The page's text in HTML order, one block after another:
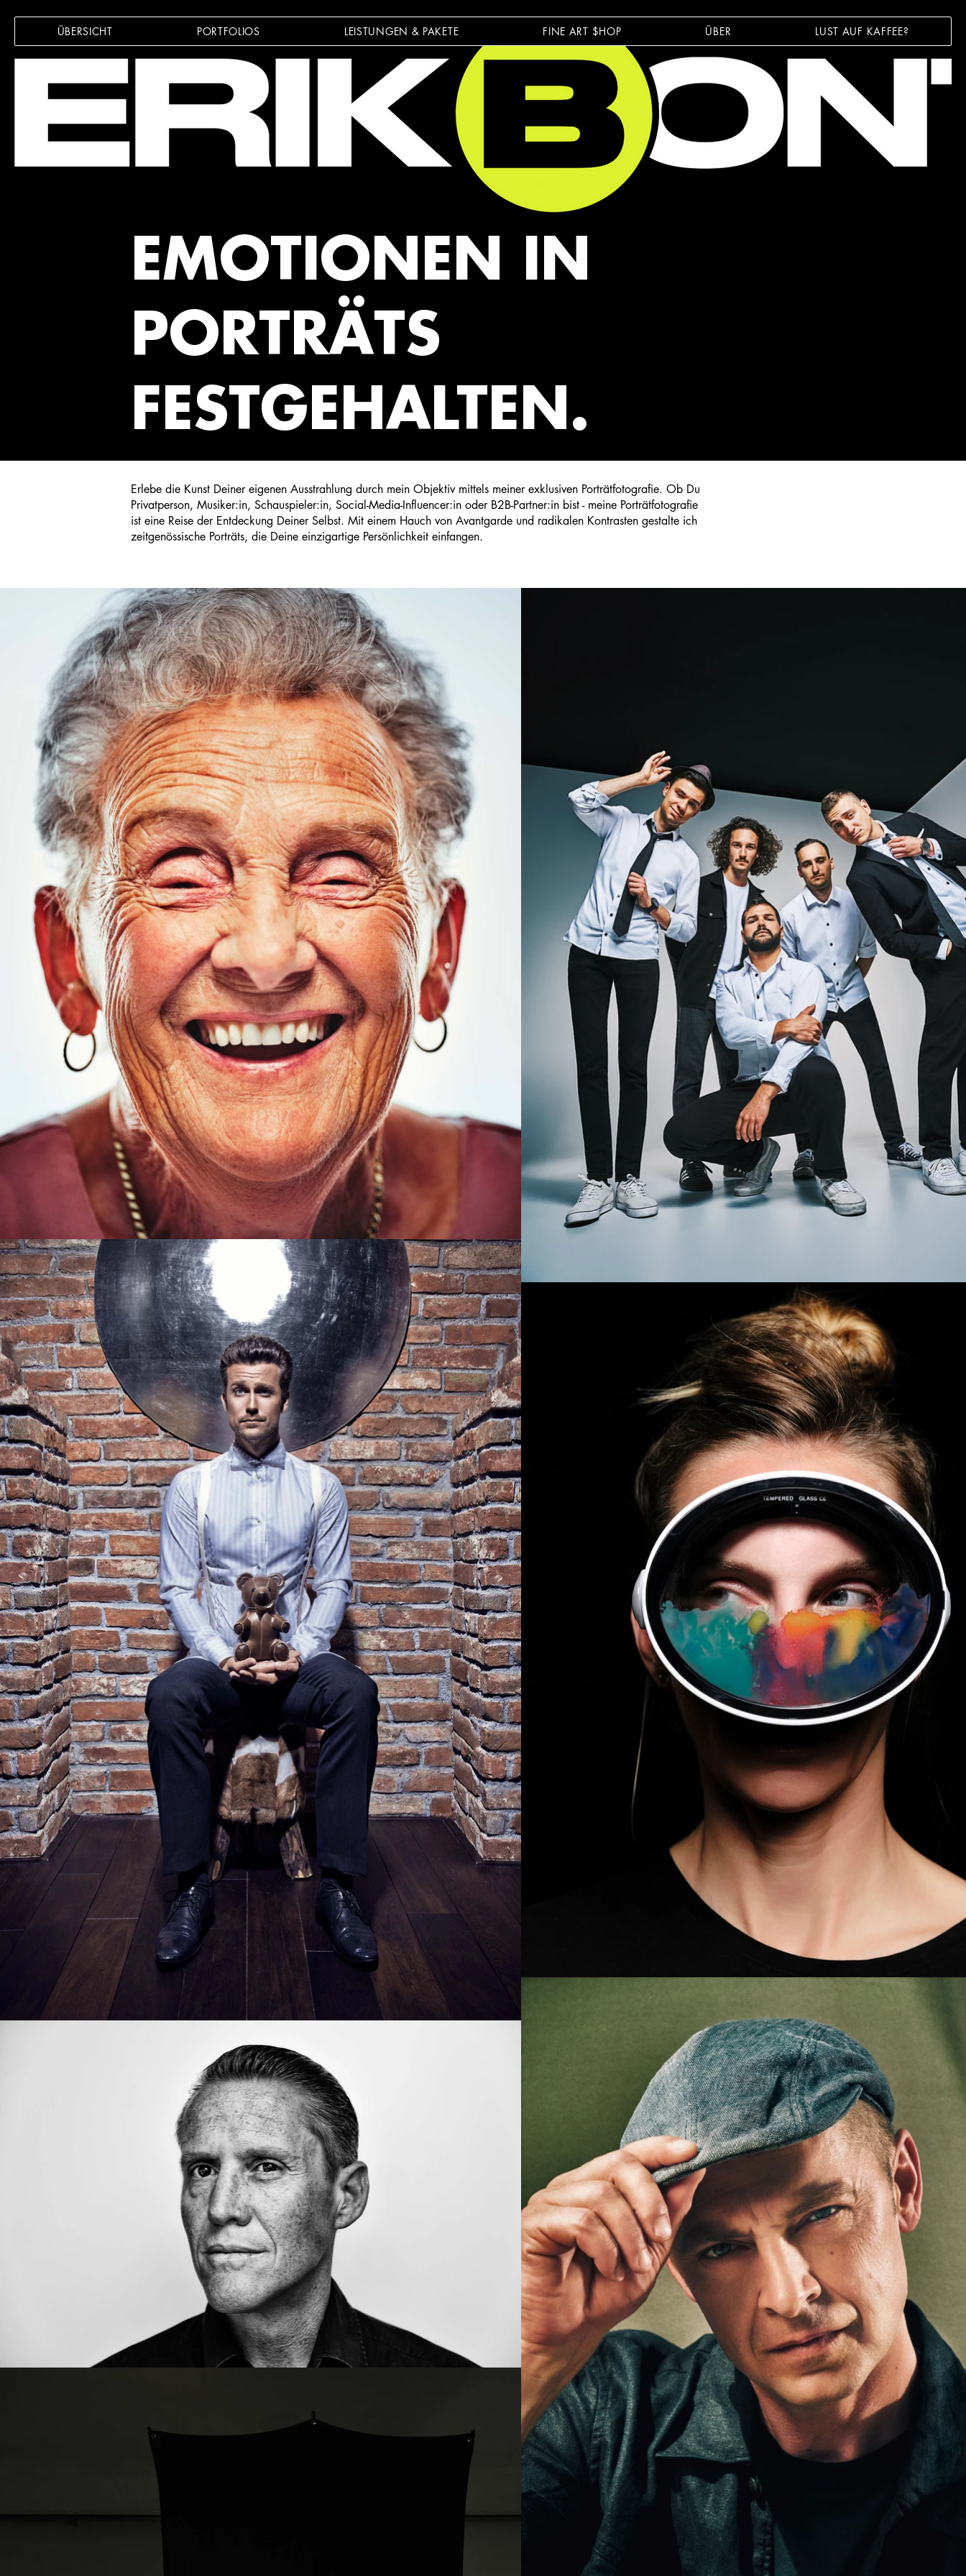
ÜBERSICHT PORTFOLIOS LEISTUNGEN & PAKETE FINE ART $HOP ÜBER LUST AUF KAFFEE?
EMOTIONEN IN
PORTRÄTS
FESTGEHALTEN.
Erlebe die Kunst Deiner eigenen Ausstrahlung durch mein Objektiv mittels meiner exklusiven Porträtfotografie. Ob Du
Privatperson, Musiker:in, Schauspieler:in, Social-Media-Influencer:in oder B2B-Partner:in bist - meine Porträtfotografie
ist eine Reise der Entdeckung Deiner Selbst. Mit einem Hauch von Avantgarde und radikalen Kontrasten gestalte ich
zeitgenössische Porträts, die Deine einzigartige Persönlichkeit einfangen.